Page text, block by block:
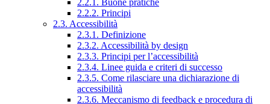
2.2.1. Buone pratiche
2.2.2. Principi
2.3. Accessibilità
2.3.1. Definizione
2.3.2. Accessibilità by design
2.3.3. Principi per l’accessibilità
2.3.4. Linee guida e criteri di successo
2.3.5. Come rilasciare una dichiarazione di
accessibilità
2.3.6. Meccanismo di feedback e procedura di